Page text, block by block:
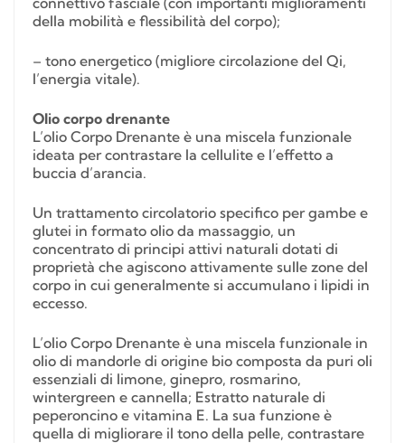
della mobilità e flessibilità del corpo);
– tono energetico (migliore circolazione del Qi,
l’energia vitale).
Olio corpo drenante
L’olio Corpo Drenante è una miscela funzionale
ideata per contrastare la cellulite e l’effetto a
buccia d’arancia.
Un trattamento circolatorio specifico per gambe e
glutei in formato olio da massaggio, un
concentrato di principi attivi naturali dotati di
proprietà che agiscono attivamente sulle zone del
corpo in cui generalmente si accumulano i lipidi in
eccesso.
L’olio Corpo Drenante è una miscela funzionale in
olio di mandorle di origine bio composta da puri oli
essenziali di limone, ginepro, rosmarino,
wintergreen e cannella; Estratto naturale di
peperoncino e vitamina E. La sua funzione è
quella di migliorare il tono della pelle, contrastare